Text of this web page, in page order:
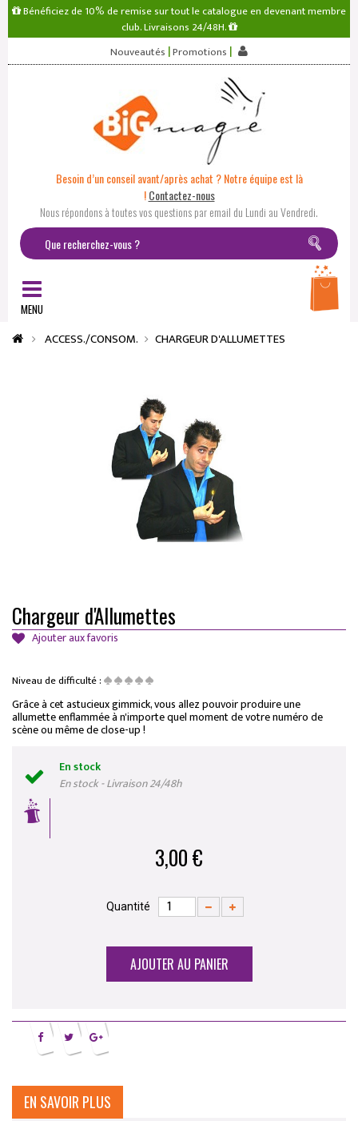
Bénéficiez de 10% de remise sur tout le catalogue en devenant membre
club. Livraisons 24/48H.
Nouveautés |Promotions |
Besoin d’un conseil avant/après achat ? Notre équipe est là
! Contactez-nous
Nous répondons à toutes vos questions par email du Lundi au Vendredi.
MENU
ACCESS./CONSOM. CHARGEUR D'ALLUMETTES
Chargeur d'Allumettes
Ajouter aux favoris
Niveau de difficulté :
Grâce à cet astucieux gimmick, vous allez pouvoir produire une
allumette enflammée à n'importe quel moment de votre numéro de
scène ou même de close-up !
En stock
En stock - Livraison 24/48h
3,00 €
Quantité
AJOUTER AU PANIER
EN SAVOIR PLUS